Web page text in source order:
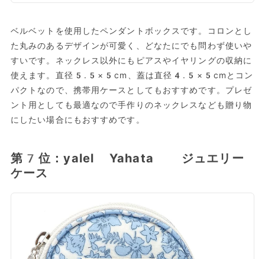
ベルベットを使用したペンダントボックスです。コロンとし
た丸みのあるデザインが可愛く、どなたにでも問わず使いや
すいです。ネックレス以外にもピアスやイヤリングの収納に
使えます。直径5.5×5cm、蓋は直径4.5×5cmとコン
パクトなので、携帯用ケースとしてもおすすめです。プレゼ
ント用としても最適なので手作りのネックレスなども贈り物
にしたい場合にもおすすめです。
第7位：yalel Yahata ジュエリー
ケース